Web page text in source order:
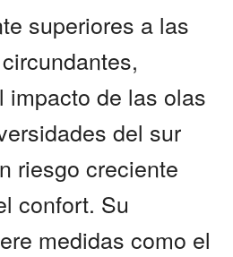
superiores a las
impacto de las olas
del sur
riesgo creciente
confort. Su
medidas como el